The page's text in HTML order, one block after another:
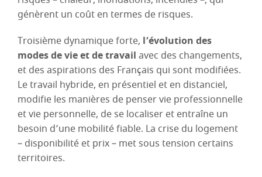
génèrent un coût en termes de risques.
Troisième dynamique forte, l’évolution des
modes de vie et de travail avec des changements,
et des aspirations des Français qui sont modifiées.
Le travail hybride, en présentiel et en distanciel,
modifie les manières de penser vie professionnelle
et vie personnelle, de se localiser et entraîne un
besoin d’une mobilité fiable. La crise du logement
– disponibilité et prix – met sous tension certains
territoires.